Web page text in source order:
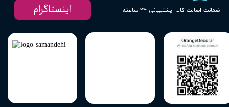
پشتیبانی ۲۴ ساعته ضمانت اصالت کالا اینستاگرام